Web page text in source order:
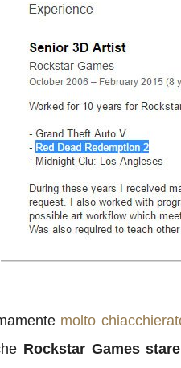
molto
Rockstar Games